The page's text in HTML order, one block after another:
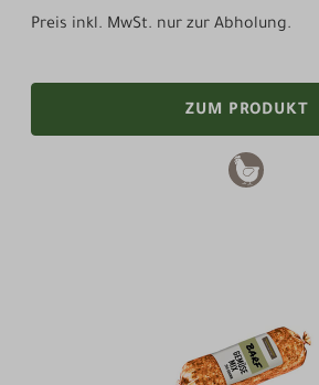
Preis inkl. MwSt. nur zur Abholung.
ZUM PRODUKT